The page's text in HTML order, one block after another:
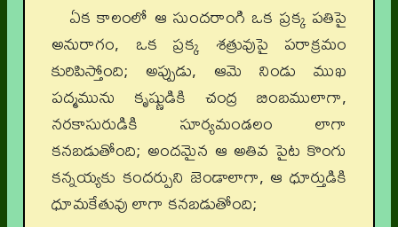
ఏక కాలంలో ఆ సుందరాంగి ఒక ప్రక్క పతిపై
అనురాగం, ఒక ప్రక్క శత్రువుపై పరాక్రమం
కురిపిస్తోంది; అప్పుడు, ఆమె నిండు ముఖ
పద్మమును కృష్ణుడికి చంద్ర బింబములాగా,
నరకాసురుడికి సూర్యమండలం లాగా
కనబడుతోంది; అందమైన ఆ అతివ పైట కొంగు
కన్నయ్యకు కందర్పుని జెండాలాగా, ఆ ధూర్తుడికి
ధూమకేతువు లాగా కనబడుతోంది;